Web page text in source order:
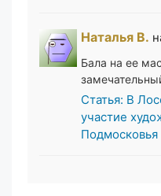
Наталья В.
Бала на ее
Статья: В
участие
Подмосковья